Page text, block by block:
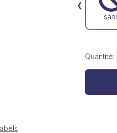
❮
Quantité: